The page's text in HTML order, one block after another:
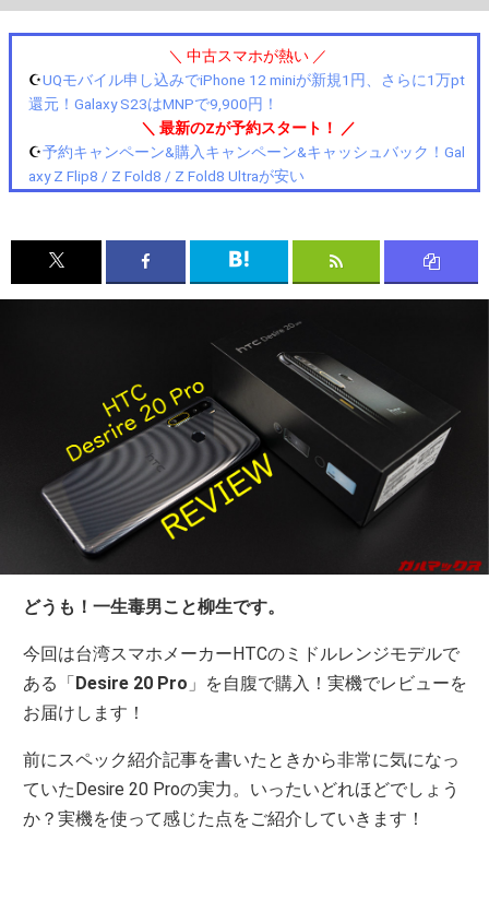
＼ 中古スマホが熱い ／
☪️UQモバイル申し込みでiPhone 12 miniが新規1円、さらに1万pt
還元！Galaxy S23はMNPで9,900円！
＼ 最新のZが予約スタート！ ／
☪️予約キャンペーン&購入キャンペーン&キャッシュバック！Gal
axy Z Flip8 / Z Fold8 / Z Fold8 Ultraが安い
どうも！一生毒男こと柳生です。
今回は台湾スマホメーカーHTCのミドルレンジモデルで
ある「 Desire 20 Pro 」を自腹で購入！実機でレビューを
お届けします！
前にスペック紹介記事を書いたときから非常に気になっ
ていたDesire 20 Proの実力。いったいどれほどでしょう
か？実機を使って感じた点をご紹介していきます！